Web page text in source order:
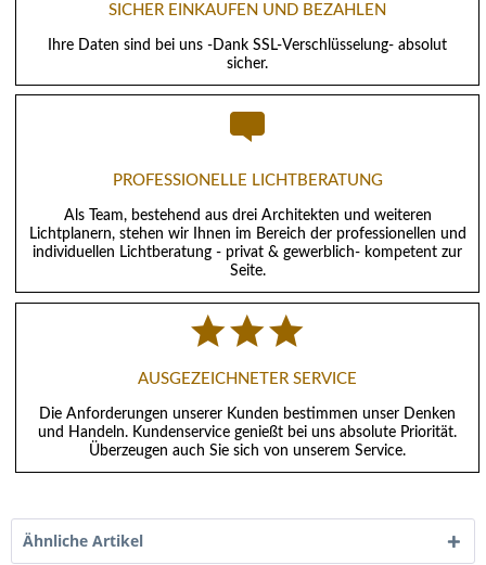
SICHER EINKAUFEN UND BEZAHLEN
Ihre Daten sind bei uns -Dank SSL-Verschlüsselung- absolut
sicher.
PROFESSIONELLE LICHTBERATUNG
Als Team, bestehend aus drei Architekten und weiteren
Lichtplanern, stehen wir Ihnen im Bereich der professionellen und
individuellen Lichtberatung - privat & gewerblich- kompetent zur
Seite.
AUSGEZEICHNETER SERVICE
Die Anforderungen unserer Kunden bestimmen unser Denken
und Handeln. Kundenservice genießt bei uns absolute Priorität.
Überzeugen auch Sie sich von unserem Service.
Ähnliche Artikel